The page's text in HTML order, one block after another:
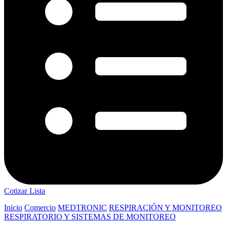
Cotizar Lista
Inicio Comercio MEDTRONIC RESPIRACIÓN Y MONITOREO
RESPIRATORIO Y SISTEMAS DE MONITOREO